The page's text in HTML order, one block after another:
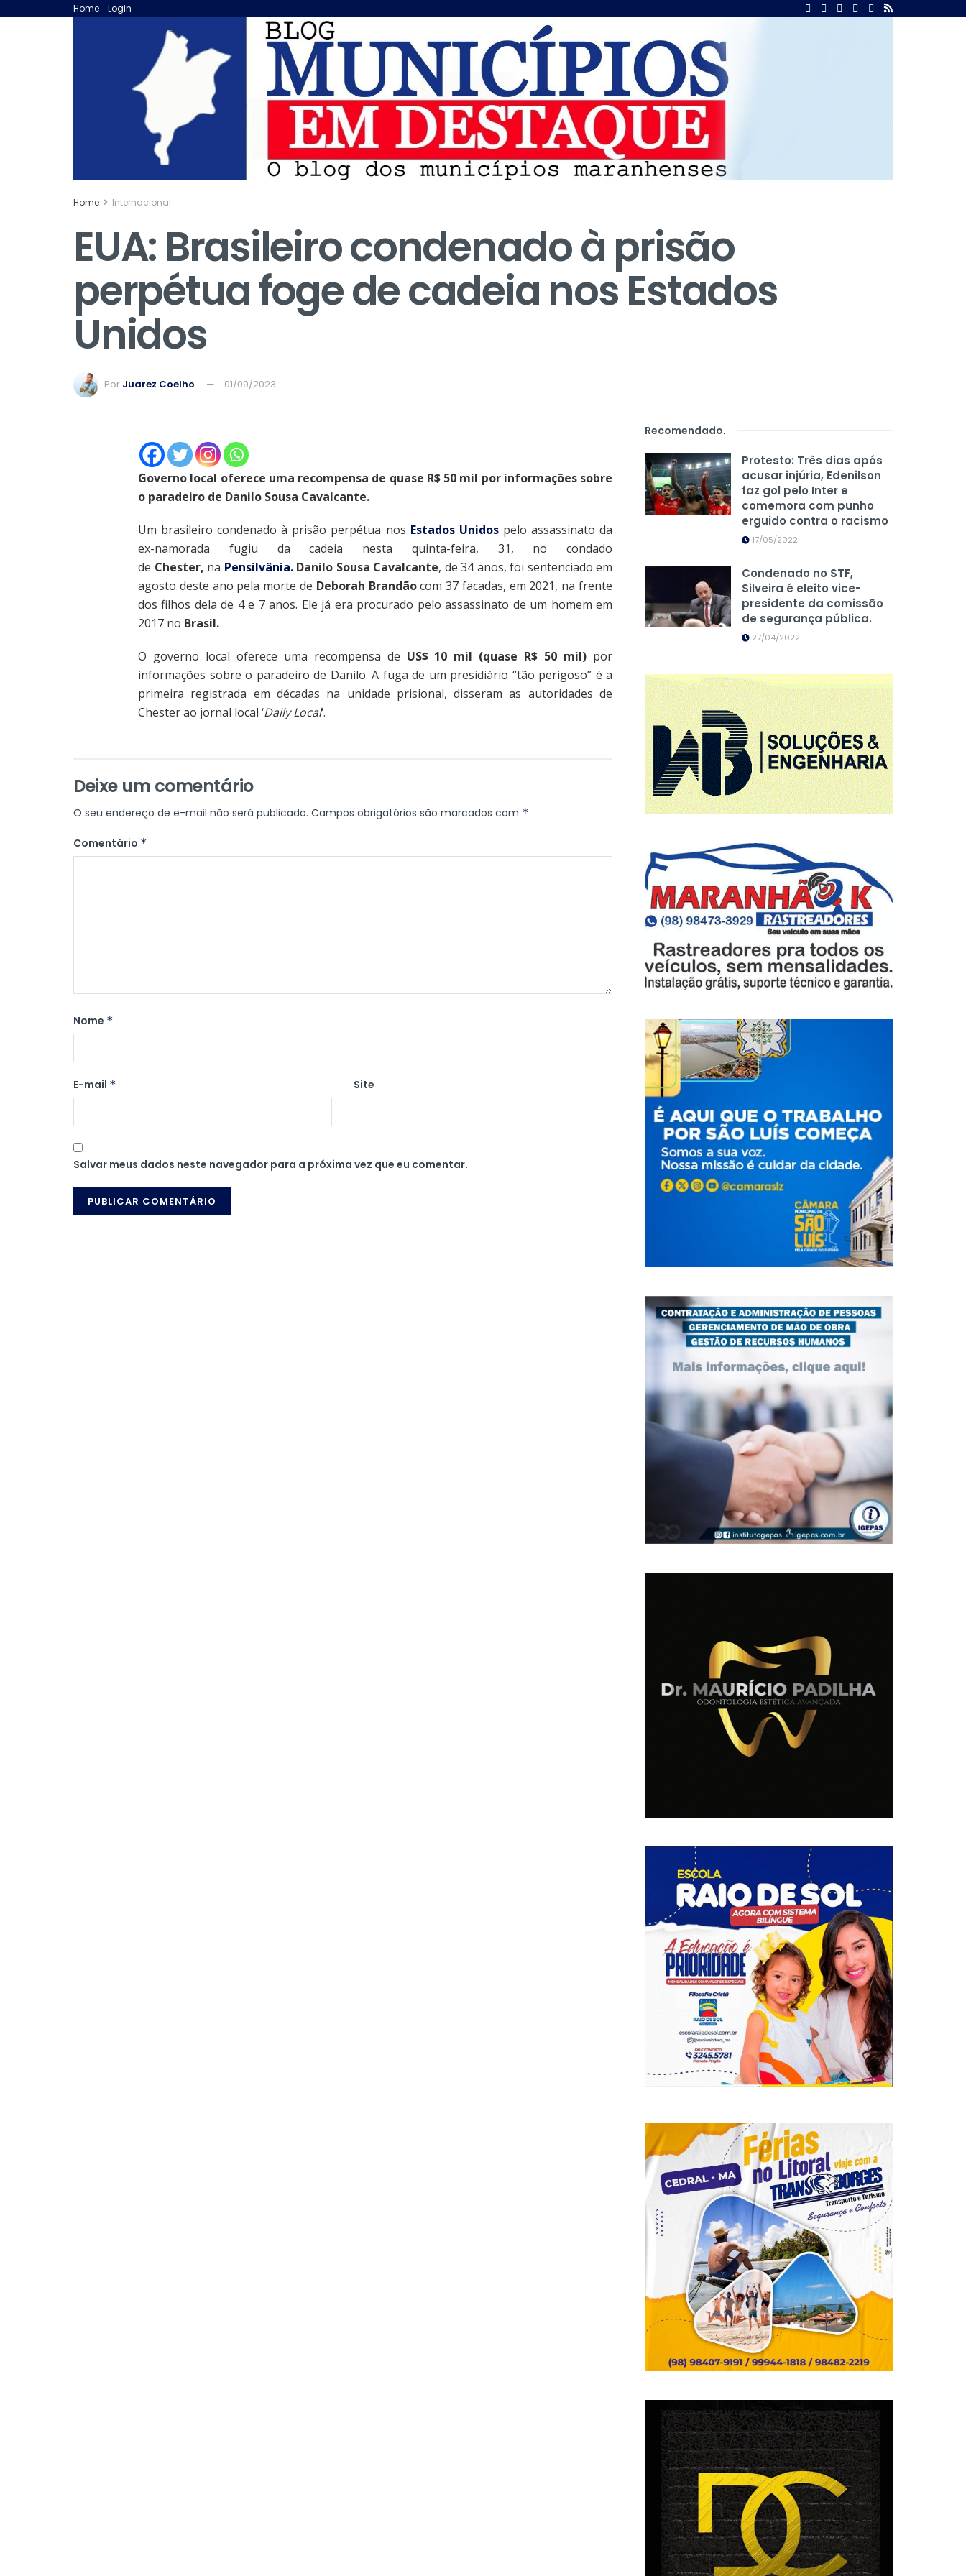
Home Login
Home Internacional
EUA: Brasileiro condenado à prisão
perpétua foge de cadeia nos Estados
Unidos
Por Juarez Coelho 01/09/2023
Governo local oferece uma recompensa de quase R$ 50 mil por informações sobre
o paradeiro de Danilo Sousa Cavalcante.
Um brasileiro condenado à prisão perpétua nos Estados Unidospelo assassinato da
ex-namorada fugiu da cadeia nesta quinta-feira, 31, no condado
de Chester, na Pensilvânia. Danilo Sousa Cavalcante, de 34 anos, foi sentenciado em
agosto deste ano pela morte de Deborah Brandãocom 37 facadas, em 2021, na frente
dos filhos dela de 4 e 7 anos. Ele já era procurado pelo assassinato de um homem em
2017 no Brasil.
O governo local oferece uma recompensa de US$ 10 mil (quase R$ 50 mil) por
informações sobre o paradeiro de Danilo. A fuga de um presidiário “tão perigoso” é a
primeira registrada em décadas na unidade prisional, disseram as autoridades de
Chester ao jornal local ‘Daily Local‘.
Deixe um comentário
O seu endereço de e-mail não será publicado. Campos obrigatórios são marcados com *
Comentário *
Nome *
E-mail * Site
Salvar meus dados neste navegador para a próxima vez que eu comentar.
Recomendado.
Protesto: Três dias após
acusar injúria, Edenilson
faz gol pelo Inter e
comemora com punho
erguido contra o racismo
17/05/2022
Condenado no STF,
Silveira é eleito vice-
presidente da comissão
de segurança pública.
27/04/2022